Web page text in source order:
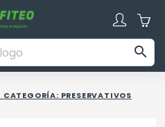

CATEGORÍA: PRESERVATIVOS